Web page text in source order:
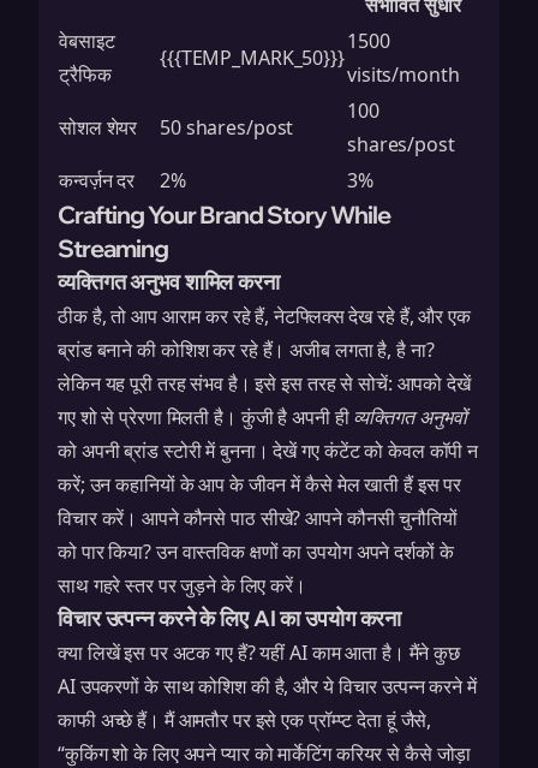
वेबसाइट
ट्रैफिक
{{{TEMP_MARK_50}}}
1500
visits/month
सोशल शेयर
50 shares/post
100
shares/post
कन्वर्ज़न दर
2% 3%
Crafting Your Brand Story While
Streaming
व्यक्तिगत अनुभव शामिल करना
ठीक है, तो आप आराम कर रहे हैं, नेटफ्लिक्स देख रहे हैं, और एक
ब्रांड बनाने की कोशिश कर रहे हैं। अजीब लगता है, है ना?
लेकिन यह पूरी तरह संभव है। इसे इस तरह से सोचें: आपको देखें
गए शो से प्रेरणा मिलती है। कुंजी है अपनी हीव्यक्तिगत अनुभवों
को अपनी ब्रांड स्टोरी में बुनना। देखें गए कंटेंट को केवल कॉपी न
करें; उन कहानियों के आप के जीवन में कैसे मेल खाती हैं इस पर
विचार करें। आपने कौनसे पाठ सीखे? आपने कौनसी चुनौतियों
को पार किया? उन वास्तविक क्षणों का उपयोग अपने दर्शकों के
साथ गहरे स्तर पर जुड़ने के लिए करें।
विचार उत्पन्न करने के लिए AI का उपयोग करना
क्या लिखें इस पर अटक गए हैं? यहीं AI काम आता है। मैंने कुछ
AI उपकरणों के साथ कोशिश की है, और ये विचार उत्पन्न करने में
काफी अच्छे हैं। मैं आमतौर पर इसे एक प्रॉम्प्ट देता हूं जैसे,
“कुकिंग शो के लिए अपने प्यार को मार्केटिंग करियर से कैसे जोड़ा